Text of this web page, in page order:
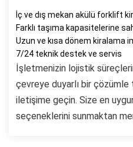
İç ve dış mekan akülü forklift
Farklı taşıma kapasitelerine
Uzun ve kısa dönem kiralama
7/24 teknik destek ve servis
İşletmenizin lojistik
çevreye duyarlı bir çözümle
iletişime geçin. Size en
seçeneklerini sunmaktan